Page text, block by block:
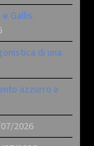
Gallis.
di una
azzurro a
2026